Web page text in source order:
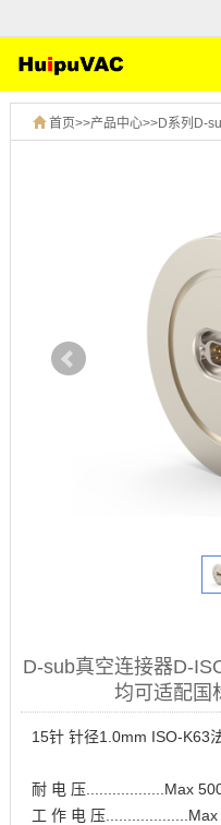
首页>>产品中心>>D系列D-
D-sub真空连接器D-
均可适配国
15针 针径1.0mm ISO-K63
耐 电 压..................Max
工 作 电 压...................Max